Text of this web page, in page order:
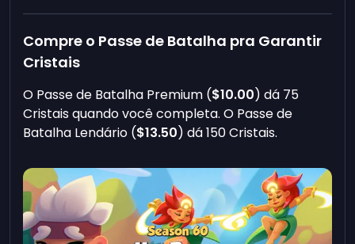
Compre o Passe de Batalha pra Garantir
Cristais
O Passe de Batalha Premium ($10.00) dá 75
Cristais quando você completa. O Passe de
Batalha Lendário ($13.50) dá 150 Cristais.